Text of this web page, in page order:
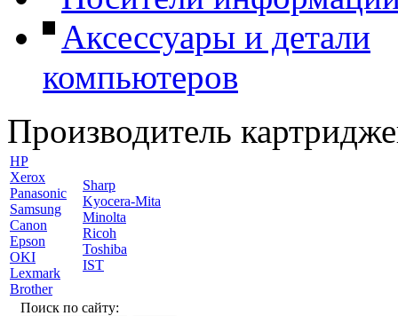
Аксессуары и детали
компьютеров
Производитель
HP
Xerox
Panasonic
Samsung
Canon
Epson
OKI
Lexmark
Brother
Sharp
Kyocera-Mita
Minolta
Ricoh
Toshiba
IST
Поиск по сайту: